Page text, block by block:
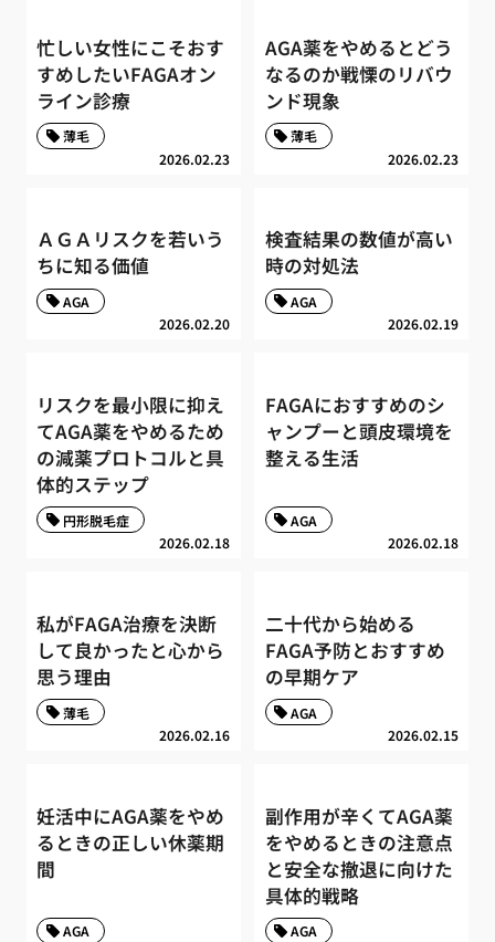
忙しい女性にこそおす
すめしたいFAGAオン
ライン診療
2026.02.23
薄毛
AGA薬をやめるとどう
なるのか戦慄のリバウ
ンド現象
2026.02.23
薄毛
ＡＧＡリスクを若いう
ちに知る価値
2026.02.20
AGA
検査結果の数値が高い
時の対処法
2026.02.19
AGA
リスクを最小限に抑え
てAGA薬をやめるため
の減薬プロトコルと具
体的ステップ
2026.02.18
円形脱毛症
FAGAにおすすめのシ
ャンプーと頭皮環境を
整える生活
2026.02.18
AGA
私がFAGA治療を決断
して良かったと心から
思う理由
2026.02.16
薄毛
二十代から始める
FAGA予防とおすすめ
の早期ケア
2026.02.15
AGA
妊活中にAGA薬をやめ
るときの正しい休薬期
間
AGA
副作用が辛くてAGA薬
をやめるときの注意点
と安全な撤退に向けた
具体的戦略
AGA